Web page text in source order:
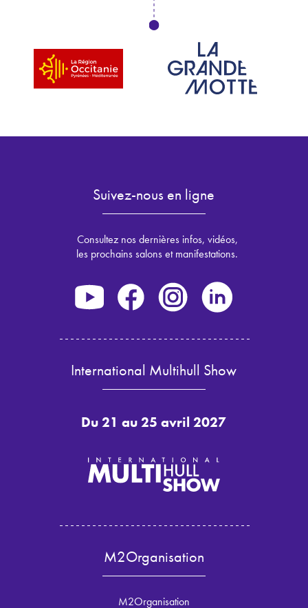
Suivez-nous en ligne
Consultez nos dernières infos, vidéos,
les prochains salons et manifestations.
International Multihull Show
Du 21 au 25 avril 2027
M2Organisation
M2Organisation